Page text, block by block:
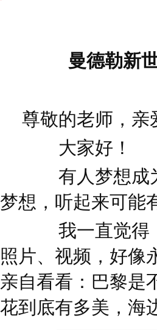
曼德勒新
尊敬的老师，亲
大家好！
有人梦想成为
梦想，听起来可
我一直觉得，
照片、视频，好像
亲自看看：巴黎是
花到底有多美，海